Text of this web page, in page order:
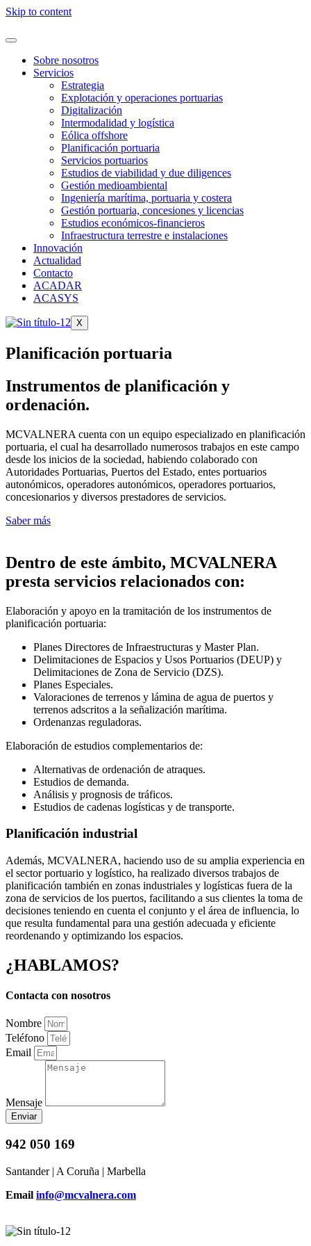
Skip to content
Sobre nosotros
Servicios
Estrategia
Explotación y operaciones portuarias
Digitalización
Intermodalidad y logística
Eólica offshore
Planificación portuaria
Servicios portuarios
Estudios de viabilidad y due diligences
Gestión medioambiental
Ingeniería marítima, portuaria y costera
Gestión portuaria, concesiones y licencias
Estudios económicos-financieros
Infraestructura terrestre e instalaciones
Innovación
Actualidad
Contacto
ACADAR
ACASYS
X
Planificación portuaria
Instrumentos de planificación y
ordenación.
MCVALNERA cuenta con un equipo especializado en planificación
portuaria, el cual ha desarrollado numerosos trabajos en este campo
desde los inicios de la sociedad, habiendo colaborado con
Autoridades Portuarias, Puertos del Estado, entes portuarios
autonómicos, operadores autonómicos, operadores portuarios,
concesionarios y diversos prestadores de servicios.
Saber más
Dentro de este ámbito, MCVALNERA
presta servicios relacionados con:
Elaboración y apoyo en la tramitación de los instrumentos de
planificación portuaria:
Planes Directores de Infraestructuras y Master Plan.
Delimitaciones de Espacios y Usos Portuarios (DEUP) y
Delimitaciones de Zona de Servicio (DZS).
Planes Especiales.
Valoraciones de terrenos y lámina de agua de puertos y
terrenos adscritos a la señalización marítima.
Ordenanzas reguladoras.
Elaboración de estudios complementarios de:
Alternativas de ordenación de atraques.
Estudios de demanda.
Análisis y prognosis de tráficos.
Estudios de cadenas logísticas y de transporte.
Planificación industrial
Además, MCVALNERA, haciendo uso de su amplia experiencia en
el sector portuario y logístico, ha realizado diversos trabajos de
planificación también en zonas industriales y logísticas fuera de la
zona de servicios de los puertos, facilitando a sus clientes la toma de
decisiones teniendo en cuenta el conjunto y el área de influencia, lo
que resulta fundamental para una gestión adecuada y eficiente
reordenando y optimizando los espacios.
¿HABLAMOS?
Contacta con nosotros
Nombre
Teléfono
Email
Mensaje
Enviar
942 050 169
Santander | A Coruña | Marbella
Email info@mcvalnera.com